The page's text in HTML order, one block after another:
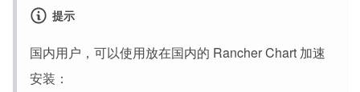
提示
国内用户，可以使用放在国内的 Rancher Chart 加速
安装：